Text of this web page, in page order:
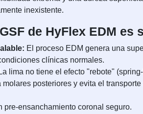
inexistente.
de HyFlex EDM es
El proceso EDM genera una
clínicas normales.
La lima no tiene el efecto "rebote"
posteriores y evita el
pre-ensanchamiento coronal seguro.